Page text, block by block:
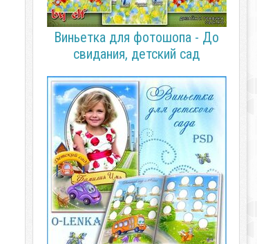
Виньетка для фотошопа - До
свидания, детский сад